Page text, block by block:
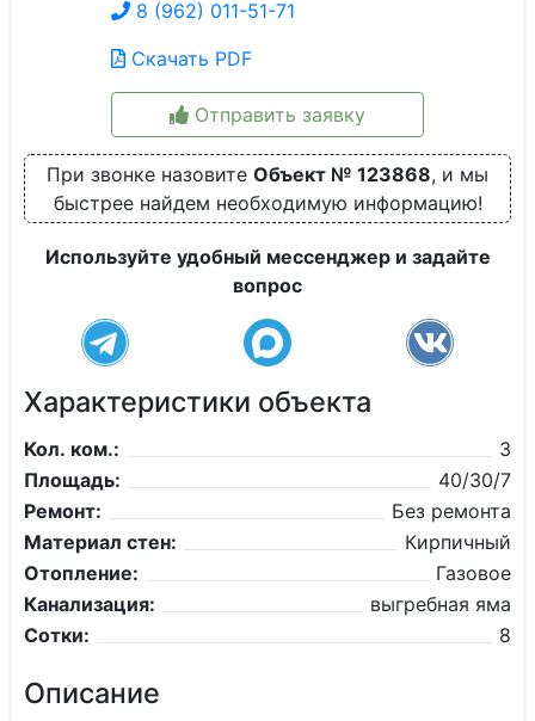
8 (962) 011-51-71
Скачать PDF
Отправить заявку
При звонке назовите Объект № 123868, и мы
быстрее найдем необходимую информацию!
Используйте удобный мессенджер и задайте
вопрос
Характеристики объекта
Кол. ком.:
3
Площадь:
40/30/7
Ремонт:
Без ремонта
Материал стен:
Кирпичный
Отопление:
Газовое
Канализация:
выгребная яма
Сотки:
8
Описание